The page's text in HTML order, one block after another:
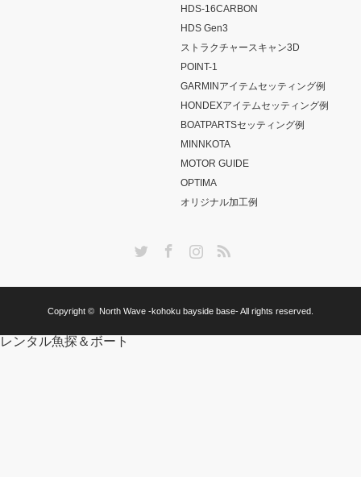
HDS-16CARBON
HDS Gen3
ストラクチャースキャン3D
POINT-1
GARMINアイテムセッティング例
HONDEXアイテムセッティング例
BOATPARTSセッティング例
MINNKOTA
MOTOR GUIDE
OPTIMA
オリジナル加工例
Copyright © North Wave -kohoku bayside base-All rights reserved.
レンタル魚探＆ボート